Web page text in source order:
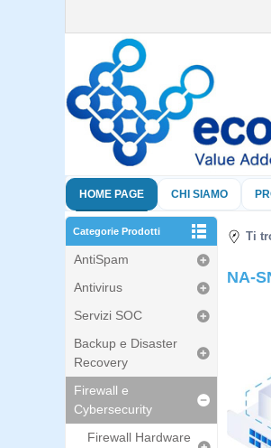
HOME PAGE CHI SIAMO
Categorie Prodotti
AntiSpam
Antivirus
Servizi SOC
Backup e Disaster
Recovery
Firewall e
Cybersecurity
Firewall Hardware
Ti
NA-